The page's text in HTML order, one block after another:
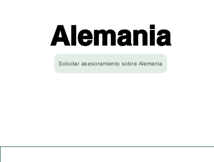
Alemania
Solicitar asesoramiento sobre Alemania